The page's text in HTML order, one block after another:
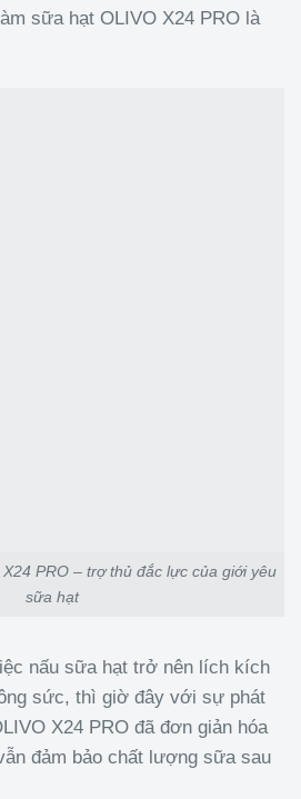
sữa hạt OLIVO X24 PRO là
PRO – trợ thủ đắc lực của giới yêu
sữa hạt
nấu sữa hạt trở nên lích kích
sức, thì giờ đây với sự phát
X24 PRO đã đơn giản hóa
đảm bảo chất lượng sữa sau